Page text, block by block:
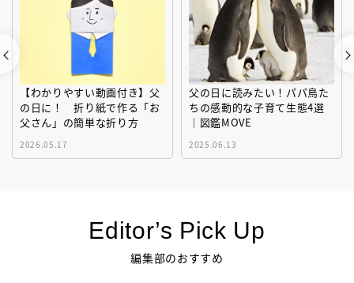
【わかりやすい動画付き】父
の日に！ 折り紙で作る「お
父さん」の簡単な折り方
2026.05.17
父の日に読みたい！パパ鳥た
ちの感動的な子育て生態4選
｜図鑑MOVE
2025.06.13
Editor’s Pick Up
編集部のおすすめ